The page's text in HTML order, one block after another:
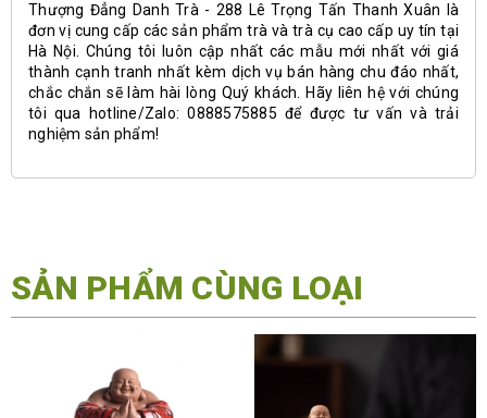
Thượng Đẳng Danh Trà - 288 Lê Trọng Tấn Thanh Xuân là
đơn vị cung cấp các sản phẩm trà và trà cụ cao cấp uy tín tại
Hà Nội. Chúng tôi luôn cập nhất các mẫu mới nhất với giá
thành cạnh tranh nhất kèm dịch vụ bán hàng chu đáo nhất,
chắc chắn sẽ làm hài lòng Quý khách. Hãy liên hệ với chúng
tôi qua hotline/Zalo: 0888575885 để được tư vấn và trải
nghiệm sản phẩm!
SẢN PHẨM CÙNG LOẠI